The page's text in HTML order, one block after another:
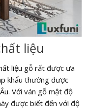
liệu
liệu gỗ rất được ưa
khẩu thường được
Với ván gỗ mật độ
được biết đến với độ